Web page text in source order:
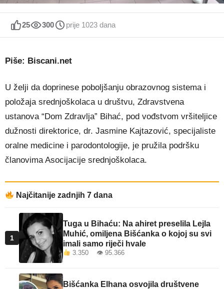
25 300 prije 1023 dana
Piše: Biscani.net
U želji da doprinese poboljšanju obrazovnog sistema i
položaja srednjoškolaca u društvu, Zdravstvena
ustanova “Dom Zdravlja” Bihać, pod vođstvom vršiteljice
dužnosti direktorice, dr. Jasmine Kajtazović, specijaliste
oralne medicine i parodontologije, je pružila podršku
članovima Asocijacije srednjoškolaca.
Najčitanije zadnjih 7 dana
1
Tuga u Bihaću: Na ahiret preselila Lejla
Muhić, omiljena Bišćanka o kojoj su svi
imali samo riječi hvale
3.350 👁 95.366
Bišćanka Elhana osvojila društvene